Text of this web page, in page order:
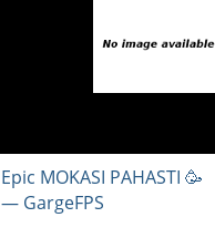
Epic MOKASI PAHASTI 🥳
― GargeFPS